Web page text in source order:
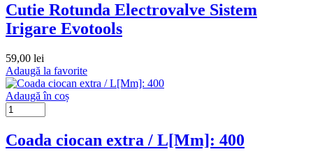
Cutie Rotunda Electrovalve Sistem
Irigare Evotools
59,00 lei
Adaugă la favorite
Adaugă în coș
Coada ciocan extra / L[Mm]: 400